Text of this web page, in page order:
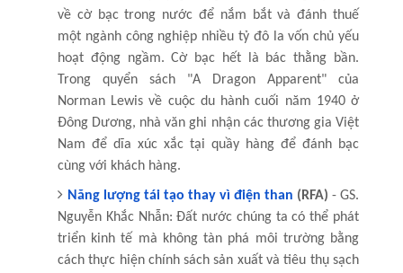
về cờ bạc trong nước để nắm bắt và đánh thuế
một ngành công nghiệp nhiều tỷ đô la vốn chủ yếu
hoạt động ngầm. Cờ bạc hết là bác thằng bần.
Trong quyển sách "A Dragon Apparent" của
Norman Lewis về cuộc du hành cuối năm 1940 ở
Đông Dương, nhà văn ghi nhận các thương gia Việt
Nam để dĩa xúc xắc tại quầy hàng để đánh bạc
cùng với khách hàng.
Năng lượng tái tạo thay vì điện than (RFA) - GS.
Nguyễn Khắc Nhẫn: Đất nước chúng ta có thể phát
triển kinh tế mà không tàn phá môi trường bằng
cách thực hiện chính sách sản xuất và tiêu thụ sạch